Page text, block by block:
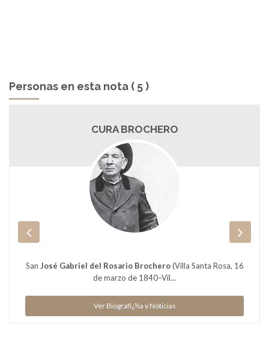
Personas en esta nota ( 5 )
CURA BROCHERO
San José Gabriel del Rosario Brochero(Villa Santa Rosa, 16
de marzo de 1840–Vil...
Ver Biografï¿½a y Noticias